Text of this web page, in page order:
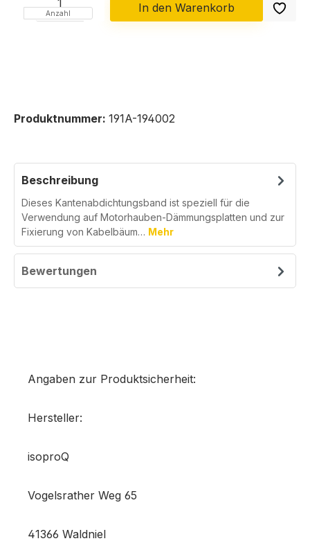
Anzahl In den Warenkorb
Produktnummer: 191A-194002
Beschreibung
Dieses Kantenabdichtungsband ist speziell für die
Verwendung auf Motorhauben-Dämmungsplatten und zur
Fixierung von Kabelbäum… Mehr
Bewertungen
Angaben zur Produktsicherheit:
Hersteller:
isoproQ
Vogelsrather Weg 65
41366 Waldniel